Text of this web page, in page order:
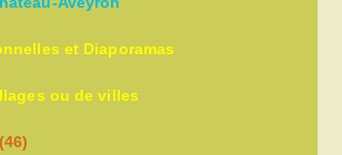
et Diaporamas
ou de villes